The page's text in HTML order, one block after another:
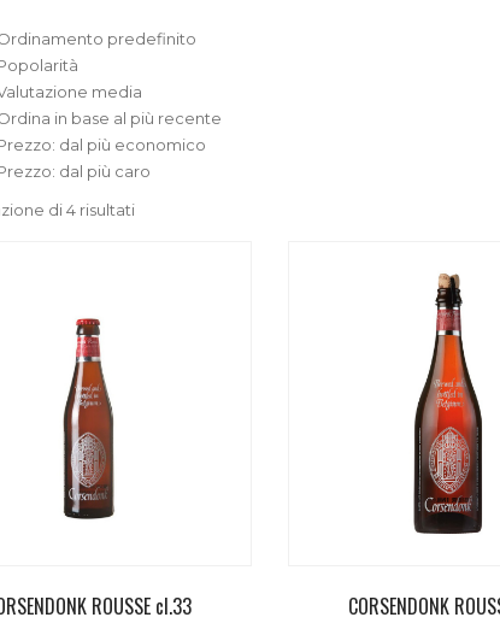
predefinito
media
in base al più recente
dal più economico
dal più caro
di 4 risultati
ROUSSE cl.33 CORSENDONK